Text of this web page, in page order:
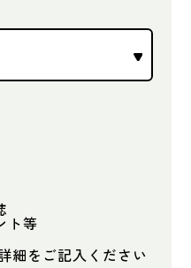
ト等
細をご記入ください